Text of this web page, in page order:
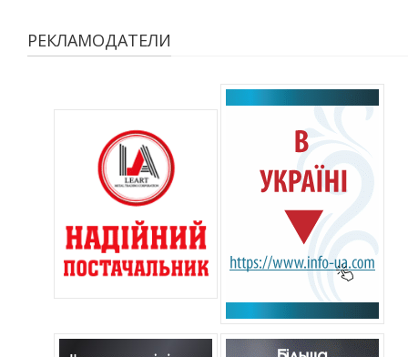
РЕКЛАМОДАТЕЛИ